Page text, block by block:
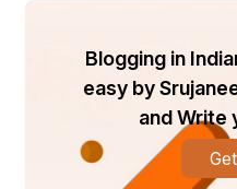
Blogging in
easy by
and Write